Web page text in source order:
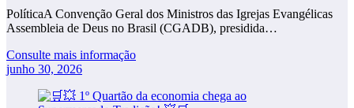
PolíticaA Convenção Geral dos Ministros das Igrejas Evangélicas
Assembleia de Deus no Brasil (CGADB), presidida…
Consulte mais informação
junho 30, 2026